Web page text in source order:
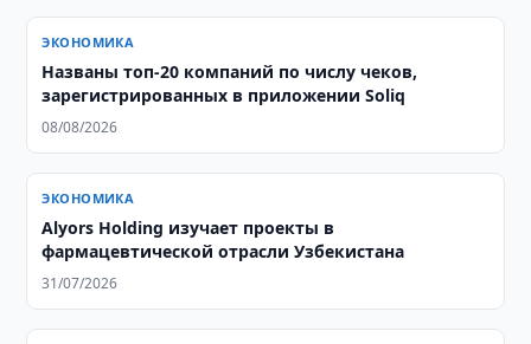
ЭКОНОМИКА
Названы топ-20 компаний по числу чеков,
зарегистрированных в приложении Soliq
08/08/2026
ЭКОНОМИКА
Alyors Holding изучает проекты в
фармацевтической отрасли Узбекистана
31/07/2026